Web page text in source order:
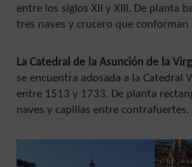
entre los siglos XII y XIII. De planta
tres naves y crucero que conforman
La Catedral de la Asunción de la
se encuentra adosada a la Catedral
entre 1513 y 1733. De planta
naves y capillas entre contrafuertes.